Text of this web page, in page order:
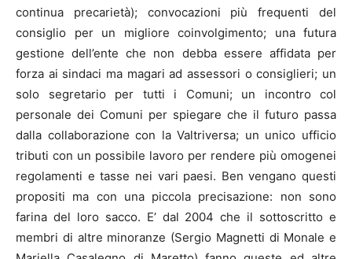
continua precarietà); convocazioni più frequenti del
consiglio per un migliore coinvolgimento; una futura
gestione dell’ente che non debba essere affidata per
forza ai sindaci ma magari ad assessori o consiglieri; un
solo segretario per tutti i Comuni; un incontro col
personale dei Comuni per spiegare che il futuro passa
dalla collaborazione con la Valtriversa; un unico ufficio
tributi con un possibile lavoro per rendere più omogenei
regolamenti e tasse nei vari paesi. Ben vengano questi
propositi ma con una piccola precisazione: non sono
farina del loro sacco. E’ dal 2004 che il sottoscritto e
membri di altre minoranze (Sergio Magnetti di Monale e